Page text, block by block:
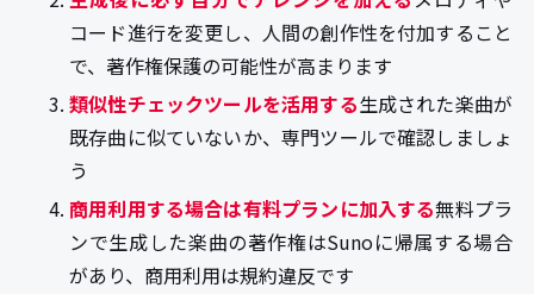
コード進行を変更し、人間の創作性を付加すること
で、著作権保護の可能性が高まります
類似性チェックツールを活用する生成された楽曲が
既存曲に似ていないか、専門ツールで確認しましょ
う
商用利用する場合は有料プランに加入する無料プラ
ンで生成した楽曲の著作権はSunoに帰属する場合
があり、商用利用は規約違反です